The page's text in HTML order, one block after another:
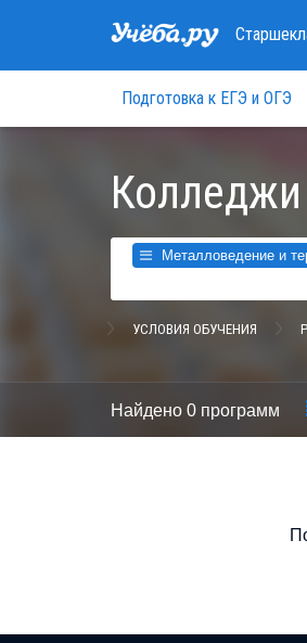
Подготовка к ЕГЭ и ОГЭ
Колледжи
Металловедение и
УСЛОВИЯ ОБУЧЕНИЯ
Найдено 0 программ